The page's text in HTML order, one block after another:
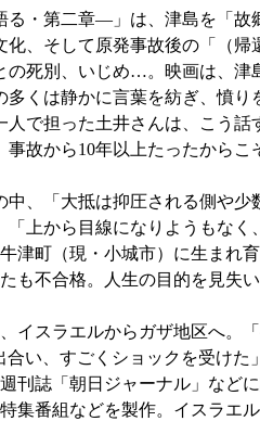
第二章—」は、津島を「故
化、そして原発事故後の「（
の死別、いじめ…。映画は、津
多くは静かに言葉を紡ぎ、憤
人で担った土井さんは、こう
事故から10年以上たったからこ
、「大抵は抑圧される側や
「上から目線になりようもな
津町（現・小城市）に生まれ
不合格。人生の目的を見失
スラエルからガザ地区へ。
い、すごくショックを受け
刊誌「朝日ジャーナル」など
集番組などを製作。イスラエ